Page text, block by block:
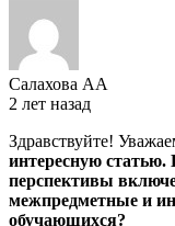
Салахова АА
2 лет назад
Здравствуйте!
интересную
перспективы
межпредметные и
обучающихся?